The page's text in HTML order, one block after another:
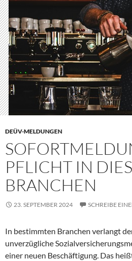
DEÜV-MELDUNGEN
PFLICHT IN
BRANCHEN
23. SEPTEMBER 2024 SCHREIBE
In bestimmten Branchen verlangt
unverzügliche
einer neuen Beschäftigung. Das